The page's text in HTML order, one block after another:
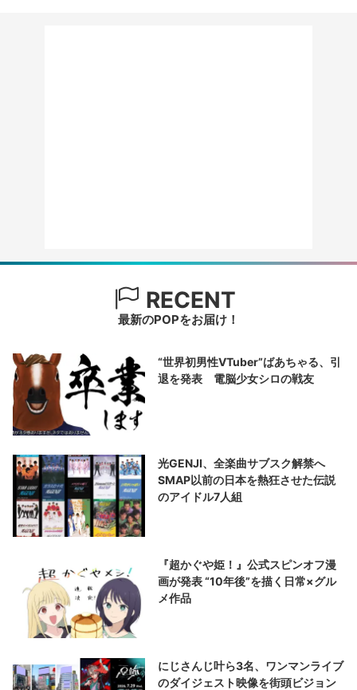
RECENT
最新のPOPをお届け！
“世界初男性VTuber”ばあちゃる、引
退を発表 電脳少女シロの戦友
光GENJI、全楽曲サブスク解禁へ
SMAP以前の日本を熱狂させた伝説
のアイドル7人組
『超かぐや姫！』公式スピンオフ漫
画が発表 “10年後”を描く日常×グル
メ作品
にじさんじ叶ら3名、ワンマンライブ
のダイジェスト映像を街頭ビジョン